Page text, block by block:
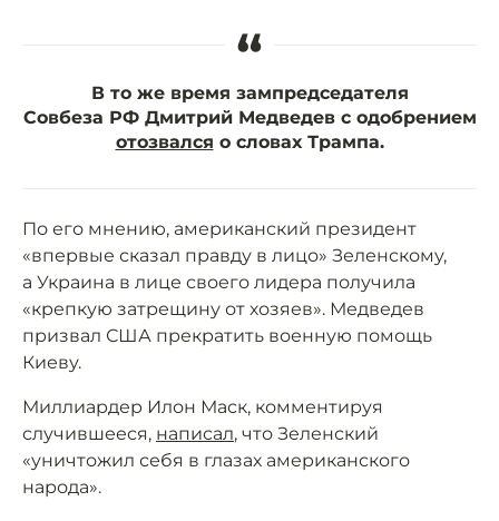
“
В то же время зампредседателя
Совбеза РФ Дмитрий Медведев с одобрением
отозвался о словах Трампа.
По его мнению, американский президент
«впервые сказал правду в лицо» Зеленскому,
а Украина в лице своего лидера получила
«крепкую затрещину от хозяев». Медведев
призвал США прекратить военную помощь
Киеву.
Миллиардер Илон Маск, комментируя
случившееся, написал, что Зеленский
«уничтожил себя в глазах американского
народа».